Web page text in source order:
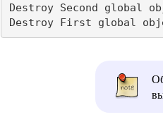
Destroy Second global
Destroy First global